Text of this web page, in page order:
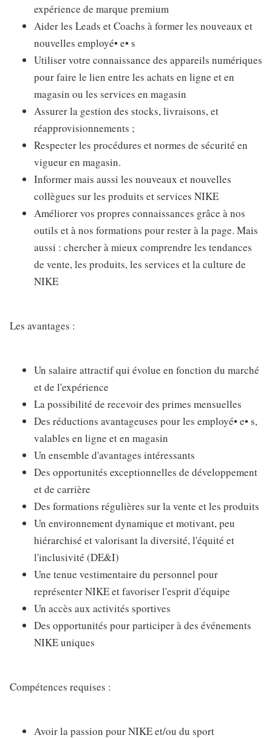
expérience de marque premium
Aider les Leads et Coachs à former les nouveaux et
nouvelles employé• e• s
Utiliser votre connaissance des appareils numériques
pour faire le lien entre les achats en ligne et en
magasin ou les services en magasin
Assurer la gestion des stocks, livraisons, et
réapprovisionnements ;
Respecter les procédures et normes de sécurité en
vigueur en magasin.
Informer mais aussi les nouveaux et nouvelles
collègues sur les produits et services NIKE
Améliorer vos propres connaissances grâce à nos
outils et à nos formations pour rester à la page. Mais
aussi : chercher à mieux comprendre les tendances
de vente, les produits, les services et la culture de
NIKE
Les avantages :
Un salaire attractif qui évolue en fonction du marché
et de l'expérience
La possibilité de recevoir des primes mensuelles
Des réductions avantageuses pour les employé• e• s,
valables en ligne et en magasin
Un ensemble d'avantages intéressants
Des opportunités exceptionnelles de développement
et de carrière
Des formations régulières sur la vente et les produits
Un environnement dynamique et motivant, peu
hiérarchisé et valorisant la diversité, l'équité et
l'inclusivité (DE&I)
Une tenue vestimentaire du personnel pour
représenter NIKE et favoriser l'esprit d'équipe
Un accès aux activités sportives
Des opportunités pour participer à des événements
NIKE uniques
Compétences requises :
Avoir la passion pour NIKE et/ou du sport